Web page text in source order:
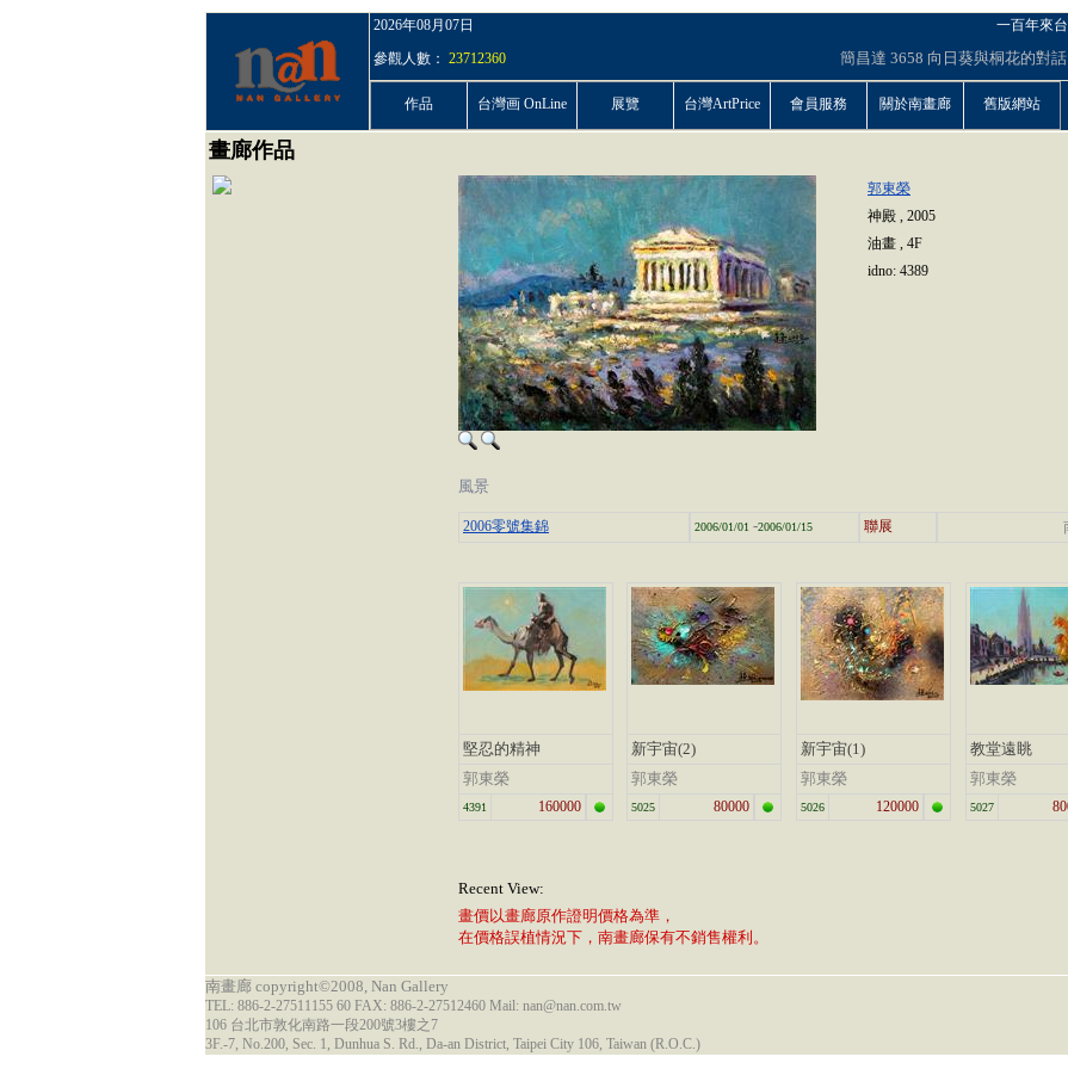
2026年08月07日 一百年來
參觀人數： 23712360 簡昌達 3658 向日葵與桐花的對話
作品 台灣画 OnLine 展覽 台灣ArtPrice 會員服務 關於南畫廊 舊版網站
畫廊作品
郭東榮
神殿 , 2005
油畫 , 4F
idno: 4389
風景
2006零號集錦 2006/01/01 -2006/01/15 聯展
堅忍的精神
郭東榮
4391 160000
新宇宙(2)
郭東榮
5025 80000
新宇宙(1)
郭東榮
5026 120000
教堂遠眺
郭東榮
5027
Recent View:
畫價以畫廊原作證明價格為準，
在價格誤植情況下，南畫廊保有不銷售權利。
南畫廊 copyright©2008, Nan Gallery
TEL: 886-2-27511155 60 FAX: 886-2-27512460 Mail: nan@nan.com.tw
106 台北市敦化南路一段200號3樓之7
3F.-7, No.200, Sec. 1, Dunhua S. Rd., Da-an District, Taipei City 106, Taiwan (R.O.C.)